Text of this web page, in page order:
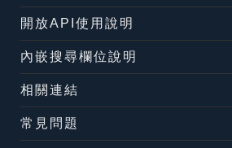
開放API使用說明
內嵌搜尋欄位說明
相關連結
常見問題